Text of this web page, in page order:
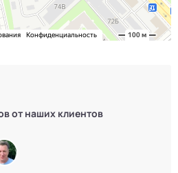
от наших клиентов